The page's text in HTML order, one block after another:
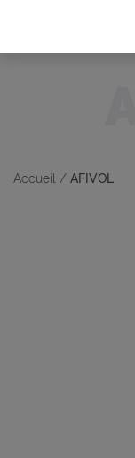
Accueil / AFIVOL